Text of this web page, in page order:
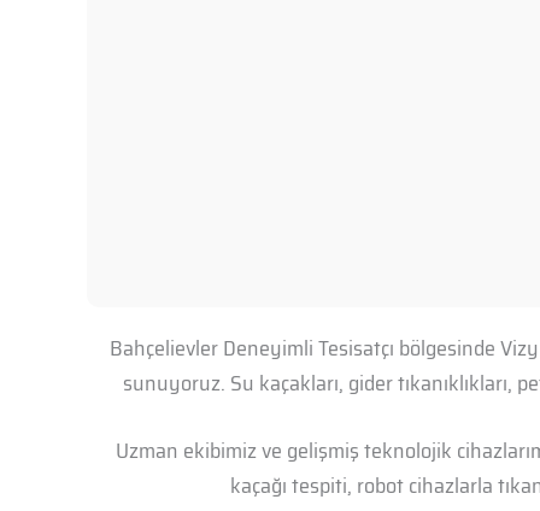
Bahçelievler Deneyimli Tesisatçı bölgesinde
sunuyoruz. Su kaçakları, gider
Uzman ekibimiz ve gelişmiş teknolojik
kaçağı tespiti, robot cihazlarla